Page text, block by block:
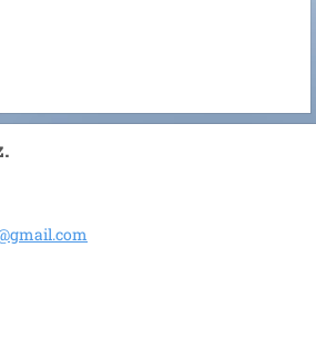
il.com